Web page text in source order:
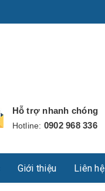
Hỗ trợ nhanh chóng
Hotline: 0902 968 336
Giới thiệu Liên hệ